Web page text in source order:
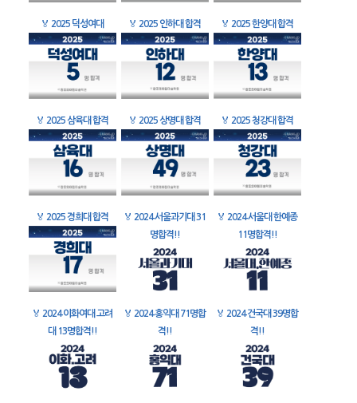
🏅 2025 덕성여대 🏅 2025 인하대 합격 🏅 2025 한양대 합격
🏅 2025 삼육대 합격 🏅 2025 상명대 합격 🏅 2025 청강대 합격
🏅 2025 경희대 합격 🏅 2024 서울과기대 31
명합격!!
🏅 2024 서울대 한예종
11명합격!!
🏅 2024 이화여대 고려
대 13명합격!!
🏅 2024 홍익대 71명합
격!!
🏅 2024 건국대 39명합
격!!